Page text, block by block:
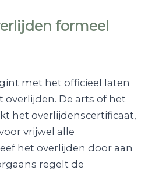
formeel
met het officieel laten
overlijden. De arts of het
het overlijdenscertificaat,
vrijwel alle
het overlijden door aan
regelt de